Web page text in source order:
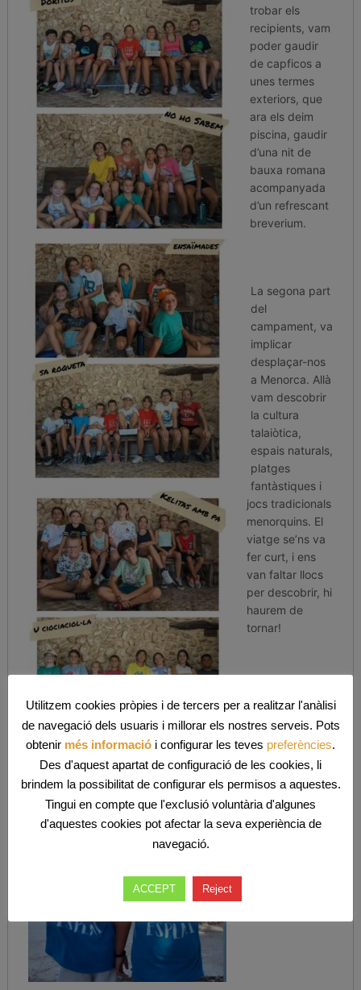
trobar els
recipients, vam
poder gaudir
de capficos a
unes termes
exteriors, que
ara els deim
piscina, gaudir
d’una nit de
bauxa romana
acompanyada
d’un refrescant
breverium.
La segona part
del
campament, va
implicar
desplaçar-nos
a Menorca. Allà
vam descobrir
la cultura
talaiòtica,
espais naturals,
platges
fantàstiques i
jocs tradicionals
menorquins. El
viatge se’ns va
fer curt, i ens
van faltar llocs
per descobrir, hi
haurem de
tornar!
haver pogut
comptar amb
tots aquest
campament!
Utilitzem cookies pròpies i de tercers per a realitzar l'anàlisi
de navegació dels usuaris i millorar els nostres serveis. Pots
obtenir més informació i configurar les teves preferències.
Des d'aquest apartat de configuració de les cookies, li
brindem la possibilitat de configurar els permisos a aquestes.
Tingui en compte que l'exclusió voluntària d'algunes
d'aquestes cookies pot afectar la seva experiència de
navegació.
ACCEPT Reject